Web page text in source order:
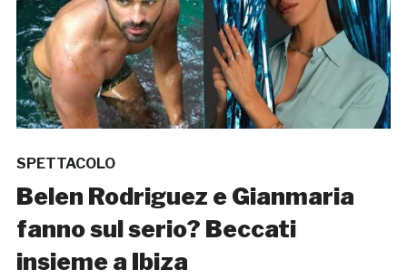
SPETTACOLO
Belen Rodriguez e Gianmaria
fanno sul serio? Beccati
insieme a Ibiza